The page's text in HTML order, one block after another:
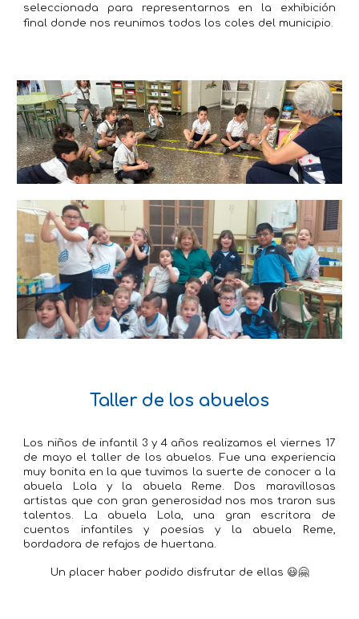
seleccionada para representarnos en la exhibición
final donde nos reunimos todos los coles del municipio.
Taller de los abuelos
Los niños de infantil 3 y 4 años realizamos el viernes 17
de mayo el taller de los abuelos. Fue una experiencia
muy bonita en la que tuvimos la suerte de conocer a la
abuela Lola y la abuela Reme. Dos maravillosas
artistas que con gran generosidad nos mos traron sus
talentos. La abuela Lola, una gran escritora de
cuentos infantiles y poesias y la abuela Reme,
bordadora de refajos de huertana.
Un placer haber podido disfrutar de ellas 😃🤗